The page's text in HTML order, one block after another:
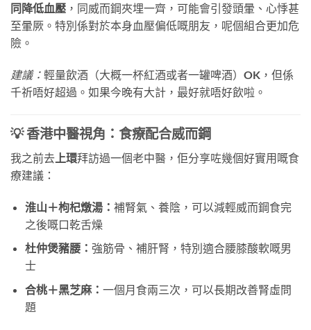
同降低血壓 ，同威而鋼夾埋一齊，可能會引發頭暈、心悸甚
至暈厥。特別係對於本身血壓偏低嘅朋友，呢個組合更加危
險。
建議： 輕量飲酒（大概一杯紅酒或者一罐啤酒）OK，但係
千祈唔好超過。如果今晚有大計，最好就唔好飲啦。
💡 香港中醫視角：食療配合威而鋼
我之前去 上環拜訪過一個老中醫，佢分享咗幾個好實用嘅食
療建議：
淮山＋枸杞燉湯： 補腎氣、養陰，可以減輕威而鋼食完
之後嘅口乾舌燥
杜仲煲豬腰： 強筋骨、補肝腎，特別適合腰膝酸軟嘅男
士
合桃＋黑芝麻： 一個月食兩三次，可以長期改善腎虛問
題